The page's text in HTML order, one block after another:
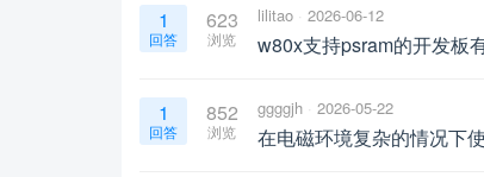
1
回答
623
浏览
lilitao 2026-06-12
w80x支持psram的开发板
1
回答
852
浏览
ggggjh 2026-05-22
在电磁环境复杂的情况下